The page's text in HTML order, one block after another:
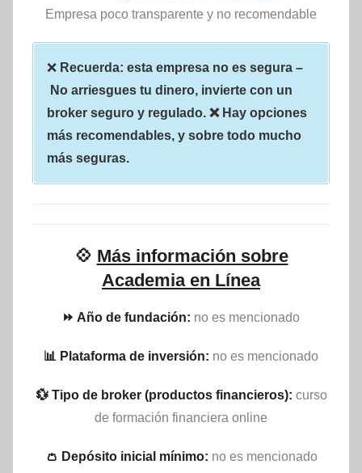
Empresa poco transparente y no recomendable
❌ Recuerda: esta empresa no es segura –
No arriesgues tu dinero, invierte con un
broker seguro y regulado. ❌ Hay opciones
más recomendables, y sobre todo mucho
más seguras.
💠 Más información sobre
Academia en Línea
⏩ Año de fundación: no es mencionado
📊 Plataforma de inversión: no es mencionado
💱 Tipo de broker (productos financieros): curso
de formación financiera online
👛 Depósito inicial mínimo: no es mencionado